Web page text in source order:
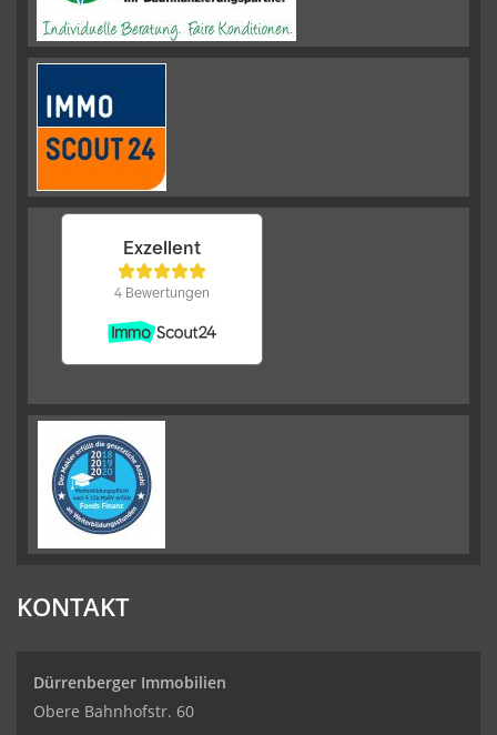
KONTAKT
Dürrenberger Immobilien
Obere Bahnhofstr. 60